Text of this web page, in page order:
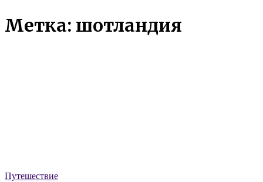
Метка: шотландия
Путешествие